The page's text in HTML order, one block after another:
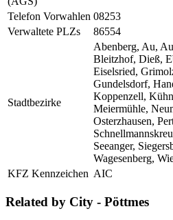
Telefon Vorwahlen 08253
Verwaltete PLZs
86554
Stadtbezirke
Abenberg, Au,
Bleitzhof, Dieß,
Eiselsried,
Gundelsdorf,
Koppenzell,
Meiermühle,
Osterzhausen,
Seeanger,
Wagesenberg,
KFZ Kennzeichen AIC
Related by City - Pöttmes